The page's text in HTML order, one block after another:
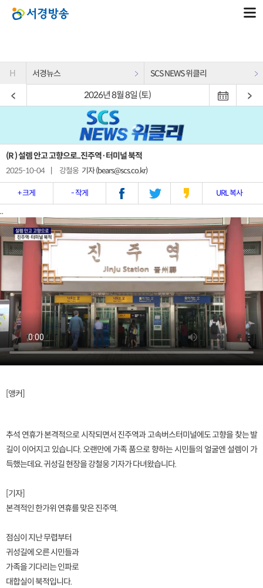
H 서경뉴스 SCS NEWS 위클리
2026년 8월 8일 (토)
(R ) 설렘 안고 고향으로..진주역·터미널 북적
2025-10-04 강철웅 기자 (bears@scs.co.kr)
+ 크게 - 작게 URL 복사
..
[앵커]
추석 연휴가 본격적으로 시작되면서 진주역과 고속버스터미널에도 고향을 찾는 발
길이 이어지고 있습니다. 오랜만에 가족 품으로 향하는 시민들의 얼굴엔 설렘이 가
득했는데요. 귀성길 현장을 강철웅 기자가 다녀왔습니다.
[기자]
본격적인 한가위 연휴를 맞은 진주역.
점심이 지난 무렵부터
귀성길에 오른 시민들과
가족을 기다리는 인파로
대합실이 북적입니다.